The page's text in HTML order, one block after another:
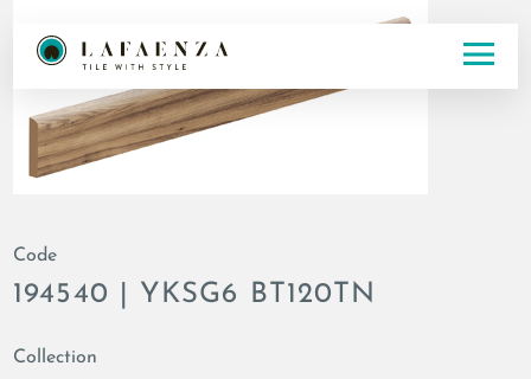
Code
194540 | YKSG6 BT120TN
Collection